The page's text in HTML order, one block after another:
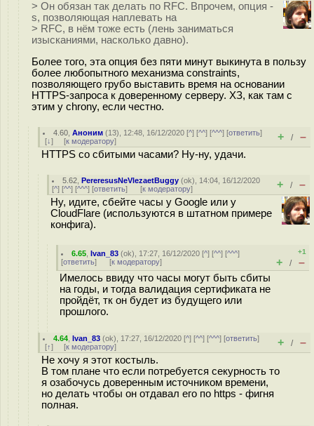
> Он обязан так делать по RFC. Впрочем, опция -
s, позволяющая наплевать на
> RFC, в нём тоже есть (лень заниматься
изысканиями, насколько давно).
Более того, эта опция без пяти минут выкинута в пользу
более любопытного механизма constraints,
позволяющего грубо выставить время на основании
HTTPS-запроса к доверенному серверу. ХЗ, как там с
этим у chrony, если честно.
4.60 ,Аноним (13), 12:48, 16/12/2020 [^] [^^] [^^^] [ответить]
[↓] [к модератору] + / –
HTTPS со сбитыми часами? Ну-ну, удачи.
5.62 ,PereresusNeVlezaetBuggy (ok), 14:04, 16/12/2020
[^] [^^] [^^^] [ответить] [к модератору] + / –
Ну, идите, сбейте часы у Google или у
CloudFlare (используются в штатном примере
конфига).
6.65 ,Ivan_83 (ok), 17:27, 16/12/2020 [^] [^^] [^^^]
[ответить] [к модератору]
+1
+ / –
Имелось ввиду что часы могут быть сбиты
на годы, и тогда валидация сертификата не
пройдёт, тк он будет из будущего или
прошлого.
4.64 ,Ivan_83 (ok), 17:27, 16/12/2020 [^] [^^] [^^^] [ответить]
[↑] [к модератору] + / –
Не хочу я этот костыль.
В том плане что если потребуется секурность то
я озабочусь доверенным источником времени,
но делать чтобы он отдавал его по https - фигня
полная.